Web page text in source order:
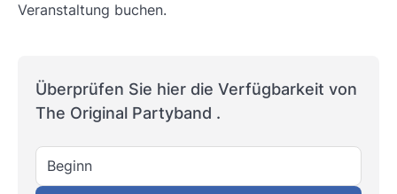
Veranstaltung buchen.
Überprüfen Sie hier die Verfügbarkeit von
The Original Partyband .
Beginn